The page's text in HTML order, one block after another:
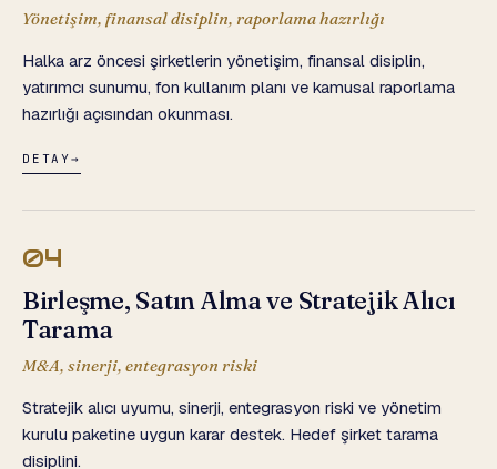
Yönetişim, finansal disiplin, raporlama hazırlığı
Halka arz öncesi şirketlerin yönetişim, finansal disiplin,
yatırımcı sunumu, fon kullanım planı ve kamusal raporlama
hazırlığı açısından okunması.
DETAY→
04
Birleşme, Satın Alma ve Stratejik Alıcı
Tarama
M&A, sinerji, entegrasyon riski
Stratejik alıcı uyumu, sinerji, entegrasyon riski ve yönetim
kurulu paketine uygun karar destek. Hedef şirket tarama
disiplini.